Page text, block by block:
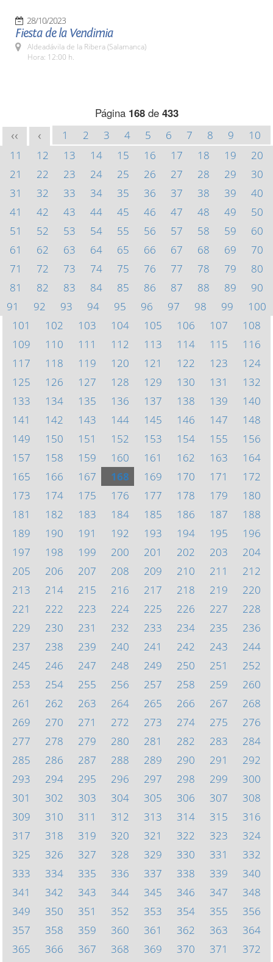
28/10/2023
Fiesta de la Vendimia
Aldeadávila de la Ribera (Salamanca)
Hora: 12:00 h.
Página 168de 433
<< < 1 2 3 4 5 6 7 8 9
10
11
12 13 14 15 16 17 18 19
20
21
22 23 24 25 26 27 28 29
30
31
32 33 34 35 36 37 38 39
40
41
42 43 44 45 46 47 48 49
50
51
52 53 54 55 56 57 58 59
60
61
62 63 64 65 66 67 68 69
70
71
72 73 74 75 76 77 78 79
80
81
82 83 84 85 86 87 88 89
90
91
92 93 94 95 96 97 98 99
100
101
102 103 104 105 106 107
108
109
110 111 112 113 114 115
116
117
118 119 120 121 122 123
124
125
126 127 128 129 130 131
132
133
134 135 136 137 138 139
140
141
142 143 144 145 146 147
148
149
150 151 152 153 154 155
156
157
158 159 160 161 162 163
164
165
166 167 168 169 170 171
172
173
174 175 176 177 178 179
180
181
182 183 184 185 186 187
188
189
190 191 192 193 194 195
196
197
198 199 200 201 202 203
204
205
206 207 208 209 210 211
212
213
214 215 216 217 218 219
220
221
222 223 224 225 226 227
228
229
230 231 232 233 234 235
236
237
238 239 240 241 242 243
244
245
246 247 248 249 250 251
252
253
254 255 256 257 258 259
260
261
262 263 264 265 266 267
268
269
270 271 272 273 274 275
276
277
278 279 280 281 282 283
284
285
286 287 288 289 290 291
292
293
294 295 296 297 298 299
300
301
302 303 304 305 306 307
308
309
310 311 312 313 314 315
316
317
318 319 320 321 322 323
324
325
326 327 328 329 330 331
332
333
334 335 336 337 338 339
340
341
342 343 344 345 346 347
348
349
350 351 352 353 354 355
356
357
358 359 360 361 362 363
364
365
366 367 368 369 370 371
372